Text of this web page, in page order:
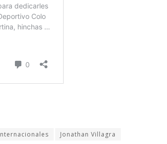
Jonathan Villagra